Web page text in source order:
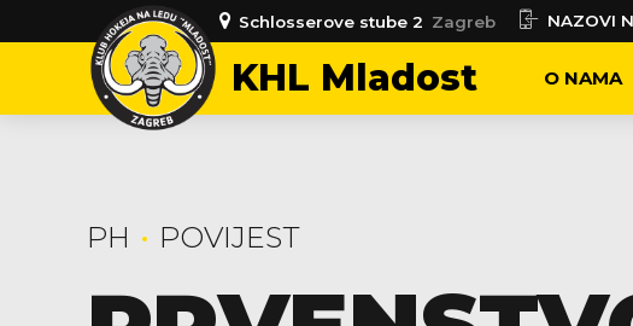
Schlosserove stube 2 Zagreb NAZOVI
KHL Mladost O NAMA
PH POVIJEST